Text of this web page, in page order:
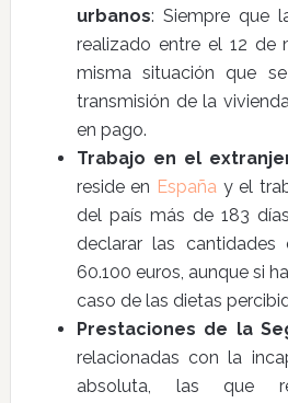
urbanos: Siempre que
realizado entre el 12 de
misma situación que
transmisión de la
en pago.
Trabajo en el
reside en España y el
del país más de 183
declarar las
60.100 euros, aunque si
caso de las dietas
Prestaciones de la
relacionadas con la
absoluta, las que